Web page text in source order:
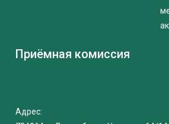
Приёмная комиссия
Адрес: